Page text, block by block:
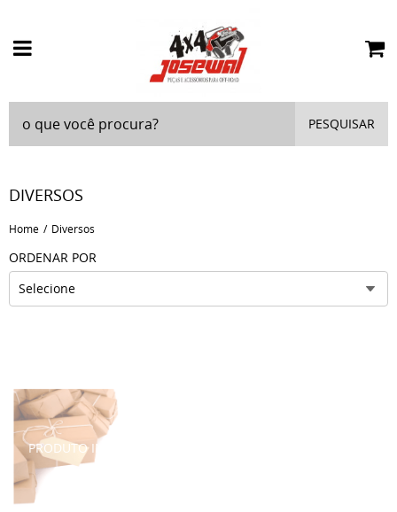
PESQUISAR
DIVERSOS
Home Diversos
ORDENAR POR
Selecione